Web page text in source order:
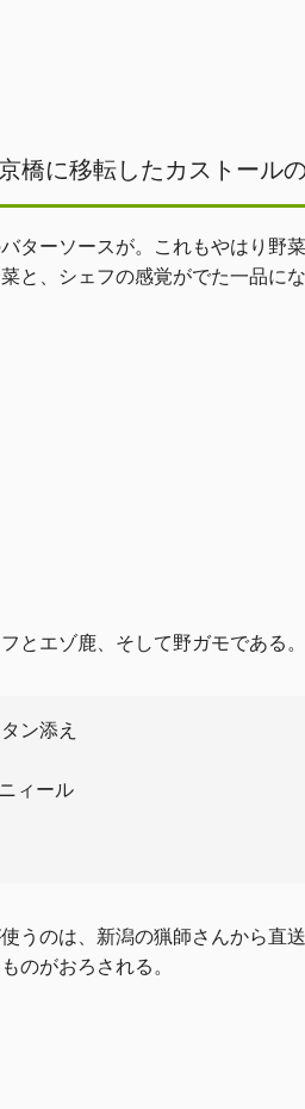
に移転したカストール
ターソースが。これもやはり野
と、シェフの感覚がでた一品に
とエゾ鹿、そして野ガモである。
ン添え
ィール
うのは、新潟の猟師さんから直
のがおろされる。